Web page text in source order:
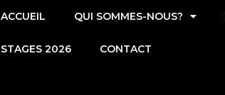
ACCUEIL QUI SOMMES-NOUS?
STAGES 2026 CONTACT